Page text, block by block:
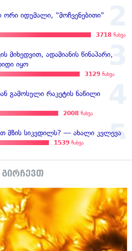
ორი იდუმალი, "მოჩვენებითი"
3718 ნახვა
მიხედვით, ადამიანის წინაპარი,
იყო
3129 ნახვა
გამოსული რაკეტის ნაწილი
2008 ნახვა
მზის სიკვდილს? — ახალი კვლევა
1539 ნახვა
გირჩევთ